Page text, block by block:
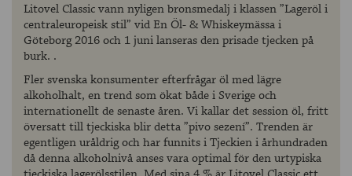
Litovel Classic vann nyligen bronsmedalj i klassen ”Lageröl i
centraleuropeisk stil” vid En Öl- & Whiskeymässa i
Göteborg 2016 och 1 juni lanseras den prisade tjecken på
burk. .
Fler svenska konsumenter efterfrågar öl med lägre
alkoholhalt, en trend som ökat både i Sverige och
internationellt de senaste åren. Vi kallar det session öl, fritt
översatt till tjeckiska blir detta ”pivo sezení”. Trenden är
egentligen uråldrig och har funnits i Tjeckien i århundraden
då denna alkoholnivå anses vara optimal för den urtypiska